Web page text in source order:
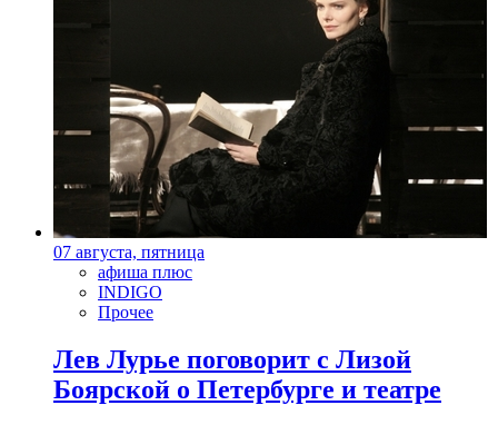
07 августа, пятница
афиша плюс
INDIGO
Прочее
Лев Лурье поговорит с Лизой
Боярской о Петербурге и театре